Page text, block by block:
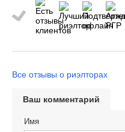
Все отзывы о риэлторах
Ваш комментарий
Имя